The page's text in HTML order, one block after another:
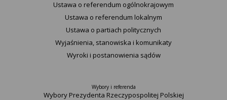
Ustawa o referendum ogólnokrajowym
Ustawa o referendum lokalnym
Ustawa o partiach politycznych
Wyjaśnienia, stanowiska i komunikaty
Wyroki i postanowienia sądów
Wybory i referenda
Wybory Prezydenta Rzeczypospolitej Polskiej